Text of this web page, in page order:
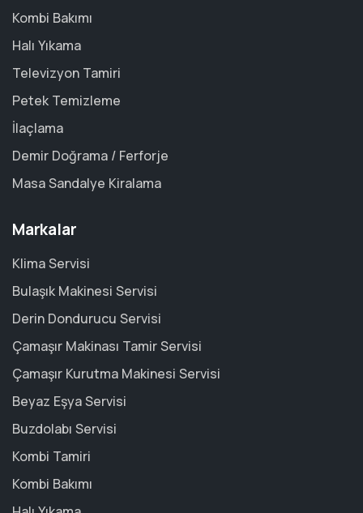
Kombi Bakımı
Halı Yıkama
Televizyon Tamiri
Petek Temizleme
İlaçlama
Demir Doğrama / Ferforje
Masa Sandalye Kiralama
Markalar
Klima Servisi
Bulaşık Makinesi Servisi
Derin Dondurucu Servisi
Çamaşır Makinası Tamir Servisi
Çamaşır Kurutma Makinesi Servisi
Beyaz Eşya Servisi
Buzdolabı Servisi
Kombi Tamiri
Kombi Bakımı